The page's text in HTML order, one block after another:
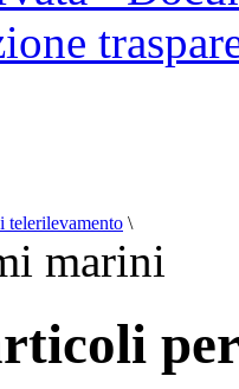
telerilevamento \
marini